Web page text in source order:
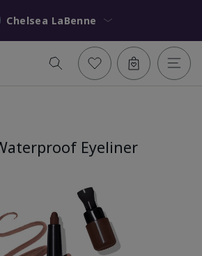
Chelsea LaBenne
Eyeliner